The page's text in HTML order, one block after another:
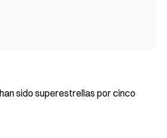
sido superestrellas por cinco